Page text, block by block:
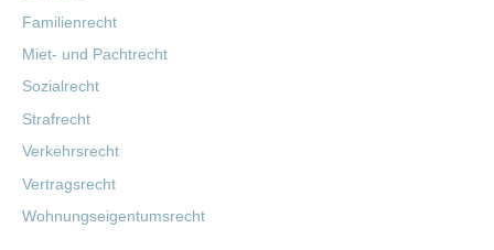
Familienrecht
Miet- und Pachtrecht
Sozialrecht
Strafrecht
Verkehrsrecht
Vertragsrecht
Wohnungseigentumsrecht